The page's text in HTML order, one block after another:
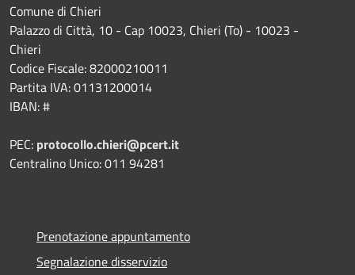
Comune di Chieri
Palazzo di Città, 10 - Cap 10023, Chieri (To) - 10023 -
Chieri
Codice Fiscale: 82000210011
Partita IVA: 01131200014
IBAN: #
PEC: protocollo.chieri@pcert.it
Centralino Unico: 011 94281
Prenotazione appuntamento
Segnalazione disservizio